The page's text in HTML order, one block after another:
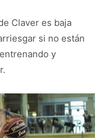
Claver es baja
si no están
y